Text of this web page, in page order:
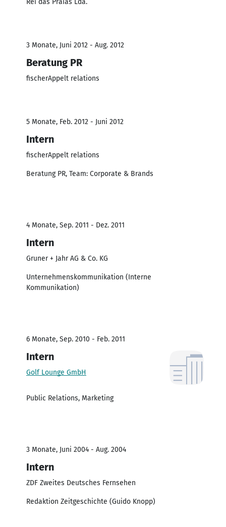
3 Monate, Juni 2012 - Aug. 2012
Beratung PR
fischerAppelt relations
5 Monate, Feb. 2012 - Juni 2012
Intern
fischerAppelt relations
Beratung PR, Team: Corporate & Brands
4 Monate, Sep. 2011 - Dez. 2011
Intern
Gruner + Jahr AG & Co. KG
Unternehmenskommunikation (Interne
Kommunikation)
6 Monate, Sep. 2010 - Feb. 2011
Intern
Golf Lounge GmbH
Public Relations, Marketing
3 Monate, Juni 2004 - Aug. 2004
Intern
ZDF Zweites Deutsches Fernsehen
Redaktion Zeitgeschichte (Guido Knopp)